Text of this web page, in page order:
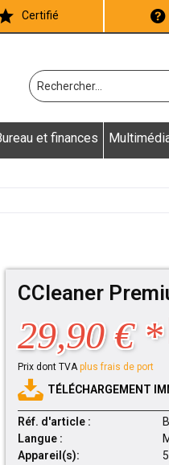
Certifié
et finances
CCleaner
29,90 € *
Prix dont TVAplus frais de port
TÉLÉCHARGEMENT
Réf. d'article :
Langue :
Appareil(s):